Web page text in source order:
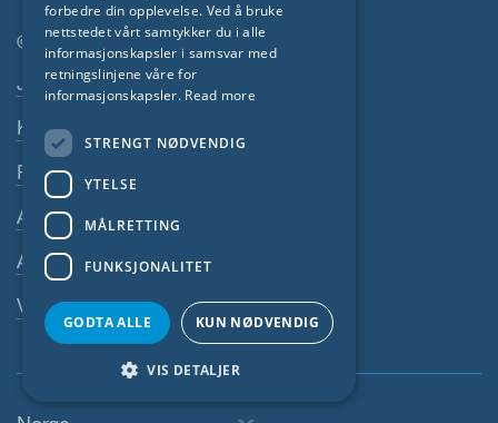
© SIGA 2026
Footer navigasjon
Jobber
Kontakt
Personvernerklæring
Avtrykk
Alminnelige Vilkår
Varslersystem
ESTONIAN
forbedre din opplevelse. Ved å bruke
nettstedet vårt samtykker du i alle
informasjonskapsler i samsvar med
retningslinjene våre for
informasjonskapsler. Read more
STRENGT NØDVENDIG
YTELSE
MÅLRETTING
FUNKSJONALITET
GODTA ALLE KUN NØDVENDIG
VIS DETALJER